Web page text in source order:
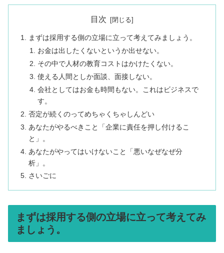
目次
まずは採用する側の立場に立って考えてみましょう。
お金は出したくないというか出せない。
その中で人材の教育コストはかけたくない。
使える人間としか面談、面接しない。
会社としてはお金も時間もない。これはビジネスで
す。
否定が続くのってめちゃくちゃしんどい
あなたがやるべきこと「企業に責任を押し付けるこ
と」。
あなたがやってはいけないこと「悪いなぜなぜ分
析」。
さいごに
まずは採用する側の立場に立って考えてみ
ましょう。